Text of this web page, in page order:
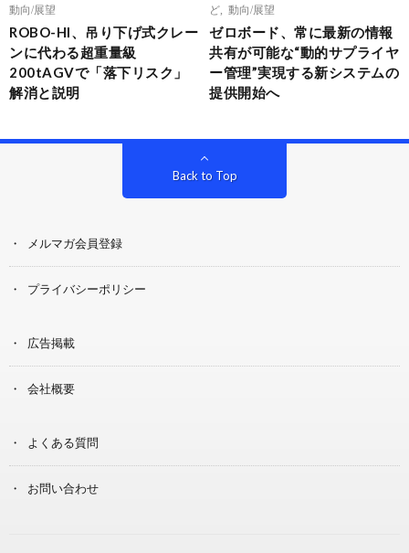
動向/展望
ROBO-HI、吊り下げ式クレー
ンに代わる超重量級
200tAGVで「落下リスク」
解消と説明
ど
動向/展望
ゼロボード、常に最新の情報
共有が可能な“動的サプライヤ
ー管理”実現する新システムの
提供開始へ
Back to Top
メルマガ会員登録
プライバシーポリシー
広告掲載
会社概要
よくある質問
お問い合わせ